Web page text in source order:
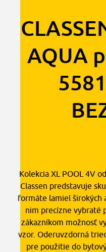
AQUA
Kolekcia XL POOL 4V
Classen predstavuje
formáte lamiel širokých
nim precízne vybraté
zákazníkom možnosť
vzor. Oderuvzdorná
pre použitie do